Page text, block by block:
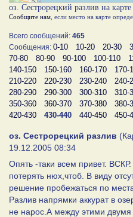
оз. Сестрорецкий разлив на
Сообщите нам , если место на карте
Всего сообщений: 465
Сообщения: 0-10 10-20 20-30
70-80
80-90 90-100 100-110
140-150
150-160 160-170 170-
210-220
220-230 230-240 240-
280-290
290-300 300-310 310-
350-360
360-370 370-380 380-
420-430
430-440 440-450 450-
оз. Сестрорецкий разлив
19.12.2005 08:34
Опять -таки всем привет.
потерять нюх,чтоб. В виду
решение пробежаться по
Разлив напрямки аккурат в
не нарос.А между этими